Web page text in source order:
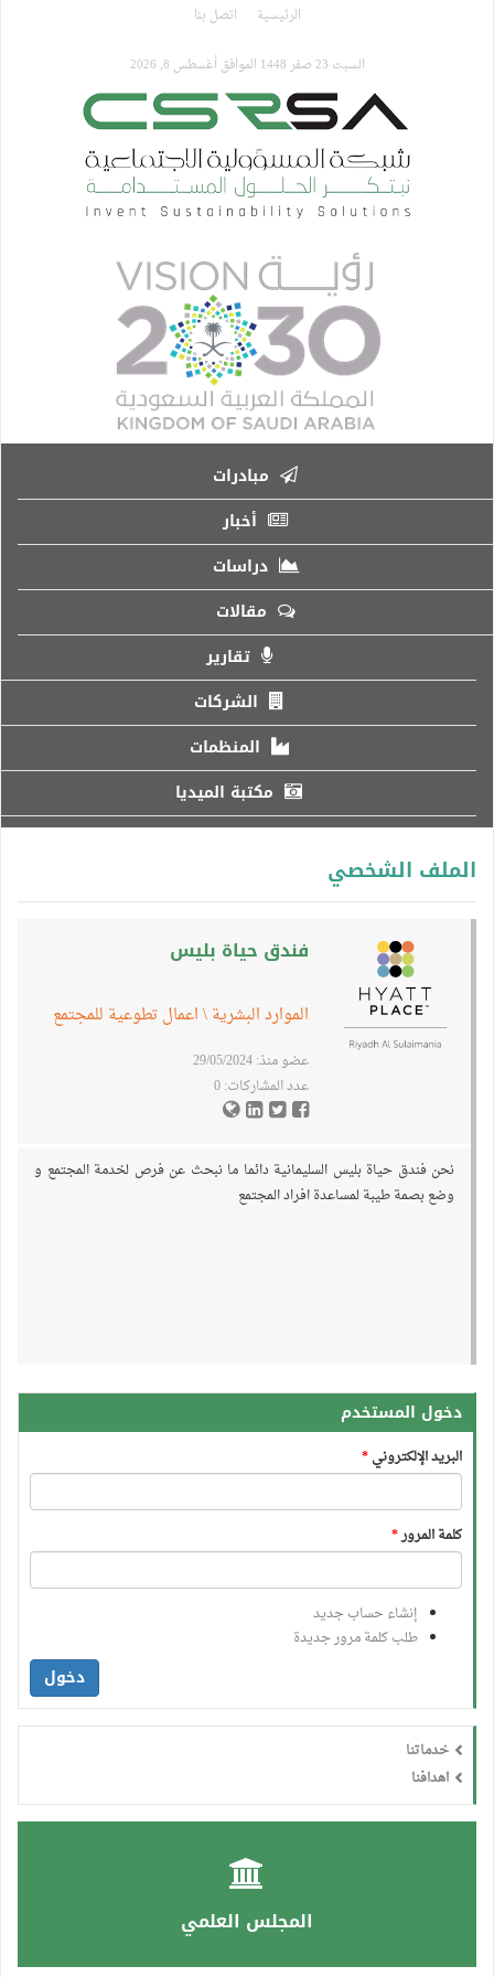
الرئيسية اتصل بنا
السبت 23 صفر 1448 الموافق أغسطس 8, 2026
مبادرات
أخبار
دراسات
مقالات
تقارير
الشركات
المنظمات
مكتبة الميديا
الملف الشخصي
فندق حياة بليس
الموارد البشرية \ اعمال تطوعية للمجتمع
عضو منذ: 29/05/2024
عدد المشاركات: 0
نحن فندق حياة بليس السليمانية دائما ما نبحث عن فرص لخدمة المجتمع و
وضع بصمة طيبة لمساعدة افراد المجتمع
دخول المستخدم
البريد الإلكتروني*
كلمة المرور*
إنشاء حساب جديد
طلب كلمة مرور جديدة
دخول
خدماتنا
اهدافنا
المجلس العلمي